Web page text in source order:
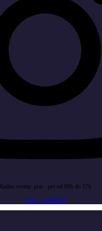
Radno vreme: pon - pet od 09h do 17h
+381 11 4404521